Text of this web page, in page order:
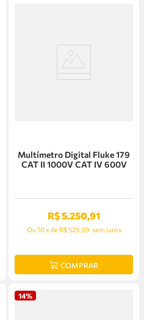
Multímetro Digital Fluke 179
CAT II 1000V CAT IV 600V
R$5.250,91
Ou10xde R$ 525,09 sem juros
COMPRAR
14%